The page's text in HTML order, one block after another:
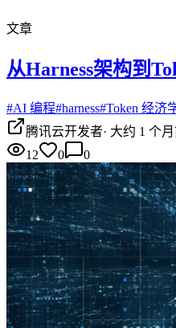
文章
从Harness架构到
#AI 编程#harness#Token 经济
腾讯云开发者· 大约 1 个
12
0 0